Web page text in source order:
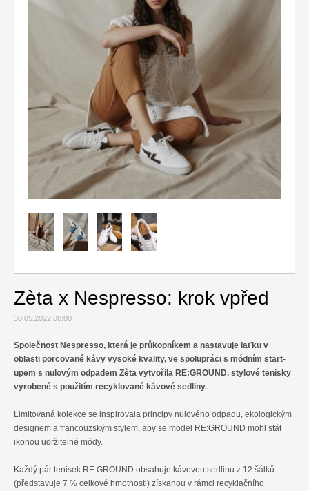
Relax
Cestování
Gurmán
Zèta x Nespresso: krok vpřed
30.05.2022 00:00
Společnost Nespresso, která je průkopníkem a nastavuje laťku v
oblasti porcované kávy vysoké kvality, ve spolupráci s módním start-
upem s nulovým odpadem Zèta vytvořila RE:GROUND, stylové tenisky
vyrobené s použitím recyklované kávové sedliny.
Limitovaná kolekce se inspirovala principy nulového odpadu, ekologickým
designem a francouzským stylem, aby se model RE:GROUND mohl stát
ikonou udržitelné módy.
Každý pár tenisek RE:GROUND obsahuje kávovou sedlinu z 12 šálků
(představuje 7 % celkové hmotnosti) získanou v rámci recyklačního